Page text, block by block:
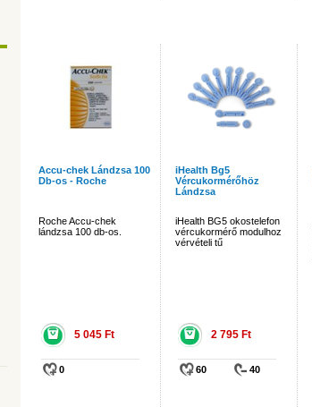
Accu-chek Lándzsa 100
Db-os - Roche
Roche Accu-chek
lándzsa 100 db-os.
5 045 Ft
0
iHealth Bg5
Vércukormérőhöz
Lándzsa
iHealth BG5 okostelefon
vércukormérő modulhoz
vérvételi tű
2 795 Ft
60 40